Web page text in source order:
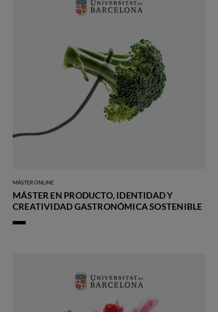
MÁSTER ONLINE
MÁSTER EN PRODUCTO, IDENTIDAD Y
CREATIVIDAD GASTRONÓMICA SOSTENIBLE